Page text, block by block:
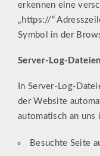
erkennen eine
„https://“
Symbol in der
Server-Log-Dateien
In Server-Log-
der Website
automatisch an
Besuchte Seite